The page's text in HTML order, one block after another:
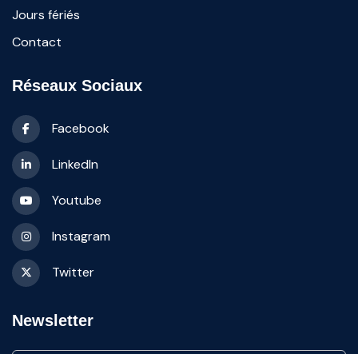
Jours fériés
Contact
Réseaux Sociaux
Facebook
LinkedIn
Youtube
Instagram
Twitter
Newsletter